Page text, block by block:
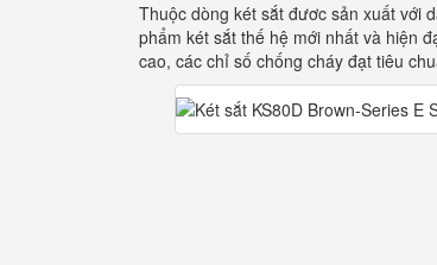
Thuộc dòng két sắt đươc sản xuất với
phẩm két sắt thế hệ mới nhất và hiện
cao, các chỉ số chống cháy đạt tiêu